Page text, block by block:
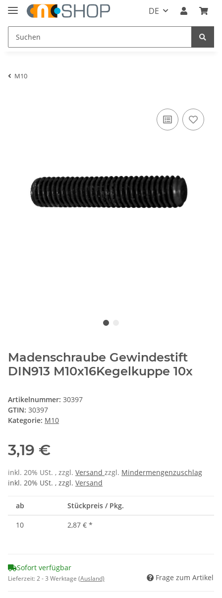
DE
M10
Madenschraube Gewindestift
DIN913 M10x16Kegelkuppe 10x
Artikelnummer: 30397
GTIN: 30397
Kategorie: M10
3,19 €
inkl. 20% USt. , zzgl. Versand zzgl. Mindermengenzuschlag
inkl. 20% USt. , zzgl. Versand
ab Stückpreis / Pkg.
10 2,87 € *
Sofort verfügbar
Lieferzeit:2 - 3 Werktage (Ausland) Frage zum Artikel